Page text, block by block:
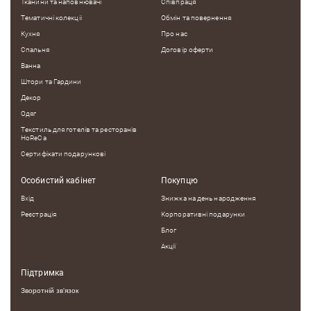
Тканини та наповнювачі
Тематичні колекцii
Кухня
Спальня
Ванна
Штори та Гардини
Декор
Одяг
Текстиль для готелів та ресторанів
HoReCa
Сертифікати подарункові
Співпраця
Обмін та повернення
Про нас
Договір оферти
Особистий кабінет
Вхід
Реєстрація
Покупцю
Знижка на день народження
Корпоративні подарунки
Блог
Акції
Підтримка
Зворотній зв'язок